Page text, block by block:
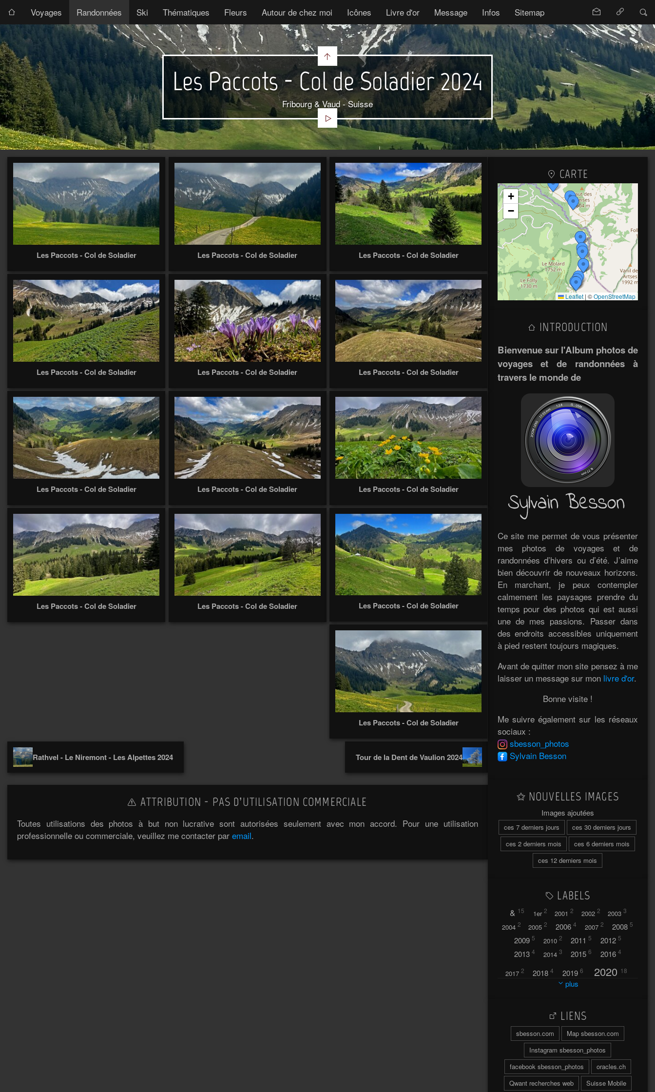
Voyages Randonnées Ski Thématiques Fleurs Autour de chez moi Icônes Livre d'or Message Infos Sitemap
Les Paccots - Col de Soladier 2024
Fribourg & Vaud - Suisse
Les Paccots - Col de Soladier Les Paccots - Col de Soladier Les Paccots - Col de Soladier
Les Paccots - Col de Soladier Les Paccots - Col de Soladier Les Paccots - Col de Soladier
Les Paccots - Col de Soladier Les Paccots - Col de Soladier Les Paccots - Col de Soladier
Les Paccots - Col de Soladier Les Paccots - Col de Soladier Les Paccots - Col de Soladier
Les Paccots - Col de Soladier
Rathvel - Le Niremont - Les Alpettes 2024 Tour de la Dent de Vaulion 2024
ATTRIBUTION - PAS D’UTILISATION COMMERCIALE
Toutes utilisations des photos à but non lucrative sont autorisées seulement avec mon accord. Pour une utilisation
professionnelle ou commerciale, veuillez me contacter par email.
CARTE
+
−
Leaflet | ©OpenStreetMap
INTRODUCTION
Bienvenue sur l'Album photos de
voyages et de randonnées à
travers le monde de
Ce site me permet de vous présenter
mes photos de voyages et de
randonnées d’hivers ou d’été. J’aime
bien découvrir de nouveaux horizons.
En marchant, je peux contempler
calmement les paysages prendre du
temps pour des photos qui est aussi
une de mes passions. Passer dans
des endroits accessibles uniquement
à pied restent toujours magiques.
Avant de quitter mon site pensez à me
laisser un message sur mon livre d'or.
Bonne visite !
Me suivre également sur les réseaux
sociaux :
sbesson_photos
Sylvain Besson
NOUVELLES IMAGES
Images ajoutées
ces 7 derniers jours
ces 30 derniers jours
ces 2 derniers mois
ces 6 derniers mois
ces 12 derniers mois
LABELS
& 15 1er 2 2001 2 2002 2 2003 3
2004 2 2005 2 2006 4 2007 2 2008 5
2009 5 2010 2 2011 5 2012 5
2013 4 2014 3 2015 6 2016 4
2017 2 2018 4 2019 6 2020 18
2023 32 2024
2025 44 2026 27 5
A travers l'hublot 17
Abländschen 3 Açores
plus
LIENS
sbesson.com
Map sbesson.com
Instagram sbesson_photos
facebook sbesson_photos
oracles.ch
Qwant recherches web
Suisse Mobile